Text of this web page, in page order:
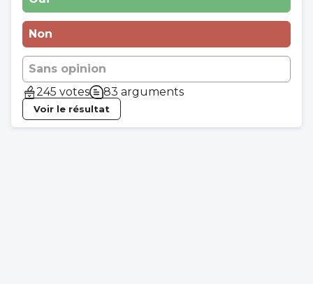
Non
Sans opinion
245 votes
83 arguments
Voir le résultat